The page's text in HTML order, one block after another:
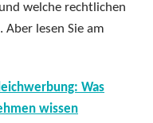
welche rechtlichen
Aber lesen Sie am
Was
wissen